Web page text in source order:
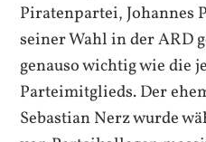
Piratenpartei, Johannes
seiner Wahl in der ARD
genauso wichtig wie die
Parteimitglieds. Der
Sebastian Nerz wurde